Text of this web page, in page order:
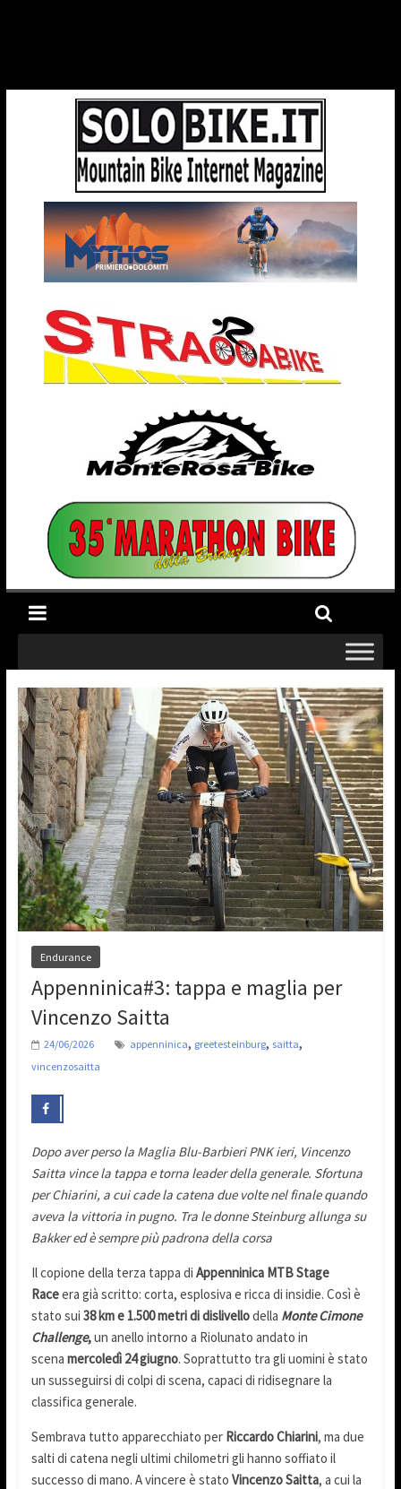
Endurance
Appenninica#3: tappa e maglia per
Vincenzo Saitta
24/06/2026 appenninica, greetesteinburg, saitta,
vincenzosaitta
Dopo aver perso la Maglia Blu-Barbieri PNK ieri, Vincenzo
Saitta vince la tappa e torna leader della generale. Sfortuna
per Chiarini, a cui cade la catena due volte nel finale quando
aveva la vittoria in pugno. Tra le donne Steinburg allunga su
Bakker ed è sempre più padrona della corsa
Il copione della terza tappa di Appenninica MTB Stage
Raceera già scritto: corta, esplosiva e ricca di insidie. Così è
stato sui 38 km e 1.500 metri di dislivellodella Monte Cimone
Challenge,un anello intorno a Riolunato andato in
scena mercoledì 24 giugno. Soprattutto tra gli uomini è stato
un susseguirsi di colpi di scena, capaci di ridisegnare la
classifica generale.
Sembrava tutto apparecchiato per Riccardo Chiarini, ma due
salti di catena negli ultimi chilometri gli hanno soffiato il
successo di mano. A vincere è stato Vincenzo Saitta, a cui la